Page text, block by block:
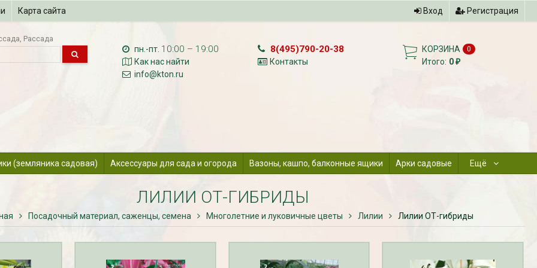
Карта сайта Вход Регистрация
Рассада
пн.-пт. 10:00 – 19:00
Как нас найти
info@kton.ru
8(495)790-20-38
Контакты
КОРЗИНА 0
Итого: 0₽
(земляника садовая) Аксессуары для сада и огорода Вазоны, кашпо, балконные ящики Арки садовые Ещё
ЛИЛИИ ОТ-ГИБРИДЫ
Посадочный материал, саженцы, семена Многолетние и луковичные цветы Лилии Лилии ОТ-гибриды